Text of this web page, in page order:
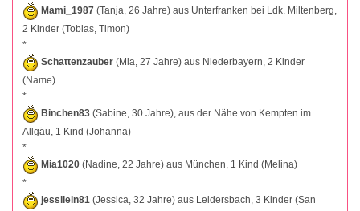
Mami_1987 (Tanja, 26 Jahre) aus Unterfranken bei Ldk. Miltenberg,
2 Kinder (Tobias, Timon)
*
Schattenzauber (Mia, 27 Jahre) aus Niederbayern, 2 Kinder
(Name)
*
Binchen83 (Sabine, 30 Jahre), aus der Nähe von Kempten im
Allgäu, 1 Kind (Johanna)
*
Mia1020 (Nadine, 22 Jahre) aus München, 1 Kind (Melina)
*
jessilein81 (Jessica, 32 Jahre) aus Leidersbach, 3 Kinder (San